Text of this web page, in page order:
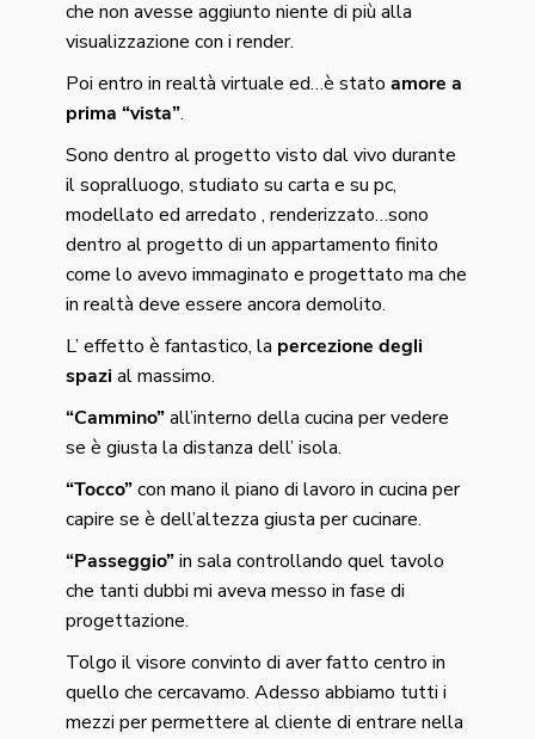
che non avesse aggiunto niente di più alla
visualizzazione con i render.
Poi entro in realtà virtuale ed…è stato amore a
prima “vista”.
Sono dentro al progetto visto dal vivo durante
il sopralluogo, studiato su carta e su pc,
modellato ed arredato , renderizzato…sono
dentro al progetto di un appartamento finito
come lo avevo immaginato e progettato ma che
in realtà deve essere ancora demolito.
L’ effetto è fantastico, la percezione degli
spazial massimo.
“Cammino”all’interno della cucina per vedere
se è giusta la distanza dell’ isola.
“Tocco”con mano il piano di lavoro in cucina per
capire se è dell’altezza giusta per cucinare.
“Passeggio”in sala controllando quel tavolo
che tanti dubbi mi aveva messo in fase di
progettazione.
Tolgo il visore convinto di aver fatto centro in
quello che cercavamo. Adesso abbiamo tutti i
mezzi per permettere al cliente di entrare nella